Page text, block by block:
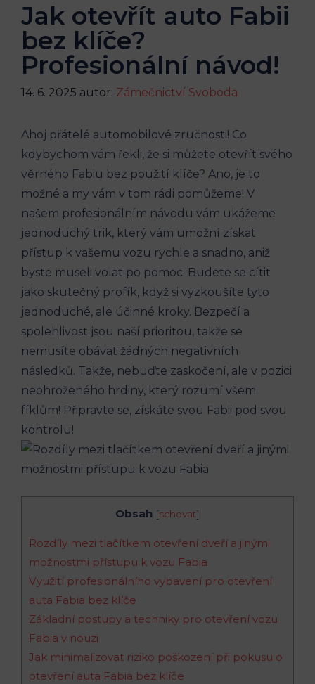
Jak otevřít auto Fabii
bez klíče?
Profesionální návod!
14. 6. 2025 autor: Zámečnictví Svoboda
Ahoj přátelé⁤ automobilové zručnosti! Co
kdybychom vám řekli, že si můžete otevřít svého
věrného Fabiu bez použití ⁤klíče? Ano, ​je to
možné a my vám v tom rádi pomůžeme! V
našem profesionálním⁤ návodu vám ukážeme
jednoduchý ⁢trik, který vám umožní získat
přístup k vašemu vozu rychle a snadno, aniž
byste museli volat po pomoc. Budete se cítit
jako skutečný profík, když si vyzkoušíte tyto
jednoduché,​ ale účinné kroky. Bezpečí a
spolehlivost jsou naší prioritou, takže se​
nemusíte obávat ​žádných negativních​
následků. Takže, nebuďte zaskočení, ale v pozici
neohroženého hrdiny, který rozumí všem
fíklům! ​Připravte⁤ se, získáte svou Fabii pod svou
kontrolu!
Obsah [schovat]
Rozdíly mezi tlačítkem otevření dveří a jinými
možnostmi přístupu k vozu‌ Fabia
Využití profesionálního vybavení pro otevření
auta ⁢Fabia bez klíče
Základní postupy a ⁢techniky pro otevření⁤ vozu
Fabia v nouzi
Jak minimalizovat riziko poškození při pokusu o
otevření auta Fabia bez klíče